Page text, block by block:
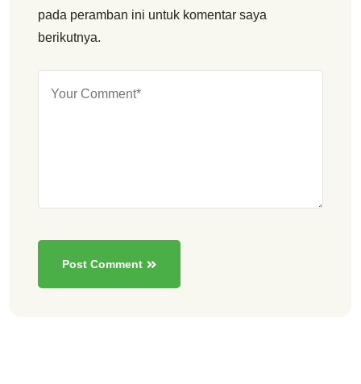
pada peramban ini untuk komentar saya
berikutnya.
Post Comment